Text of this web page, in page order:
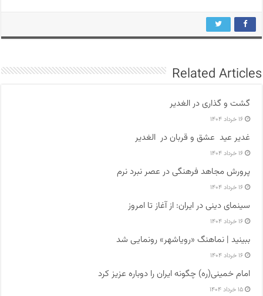
Related Articles
گشت و گذاری در الغدیر
۱۶ خرداد ۱۴۰۴
غدیر عید عشق و قربان در الغدیر
۱۶ خرداد ۱۴۰۴
پرورش مجاهد فرهنگی در عصر نبرد نرم
۱۶ خرداد ۱۴۰۴
سینمای دینی در ایران: از آغاز تا امروز
۱۶ خرداد ۱۴۰۴
ببینید | نماهنگ «رویاشهر» رونمایی شد
۱۶ خرداد ۱۴۰۴
امام خمینی(ره) چگونه ایران را دوباره عزیز کرد
۱۵ خرداد ۱۴۰۴